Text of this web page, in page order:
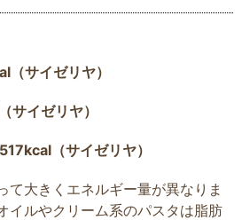
（サイゼリヤ）
サイゼリヤ）
（サイゼリヤ）
て大きくエネルギー量が異なりま
イルやクリーム系のパスタは脂肪